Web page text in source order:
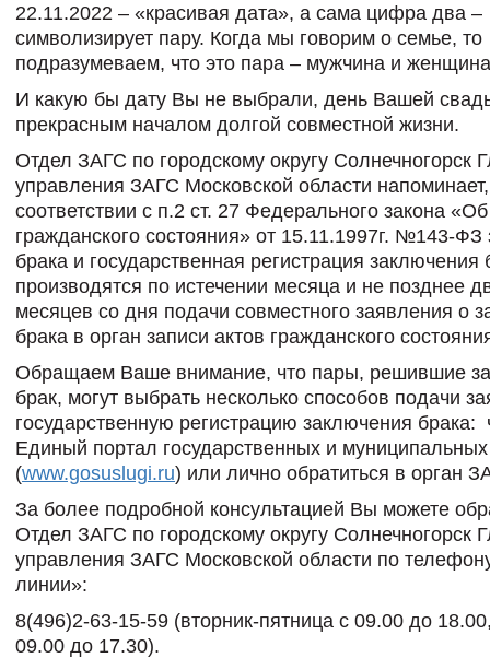
22.11.2022 – «красивая дата», а сама цифра два –
символизирует пару. Когда мы говорим о семье, то
подразумеваем, что это пара – мужчина и
И какую бы дату Вы не выбрали, день Вашей
прекрасным началом долгой совместной жизни.
Отдел ЗАГС по городскому округу Солнечногорск
управления ЗАГС Московской области
соответствии с п.2 ст. 27 Федерального закона «Об
гражданского состояния» от 15.11.1997г. №143-ФЗ
брака и государственная регистрация заключения
производятся по истечении месяца и не позднее
месяцев со дня подачи совместного заявления о
брака в орган записи актов гражданского
Обращаем Ваше внимание, что пары, решившие
брак, могут выбрать несколько способов подачи
государственную регистрацию заключения брака:
Единый портал государственных и муниципальных
(www.gosuslugi.ru) или лично обратиться в орган
За более подробной консультацией Вы можете
Отдел ЗАГС по городскому округу Солнечногорск
управления ЗАГС Московской области по
линии»:
8(496)2-63-15-59 (вторник-пятница с 09.00 до
09.00 до 17.30).